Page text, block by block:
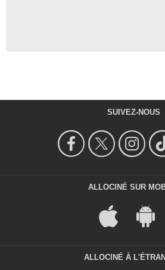
SUIVEZ-NOUS
ALLOCINÉ SUR
ALLOCINÉ À